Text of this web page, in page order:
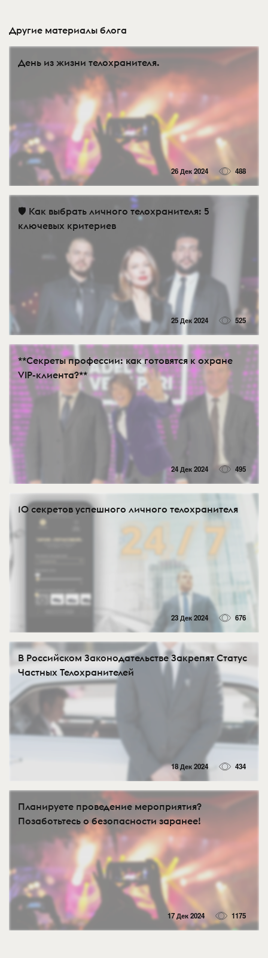
Другие материалы блога
День из жизни телохранителя.
26 Дек 2024 488
🛡️ Как выбрать личного телохранителя: 5
ключевых критериев
25 Дек 2024 525
**Секреты профессии: как готовятся к охране
VIP-клиента?**
24 Дек 2024 495
10 секретов успешного личного телохранителя
23 Дек 2024 676
В Российском Законодательстве Закрепят Статус
Частных Телохранителей
18 Дек 2024 434
Планируете проведение мероприятия?
Позаботьтесь о безопасности заранее!
17 Дек 2024 1175